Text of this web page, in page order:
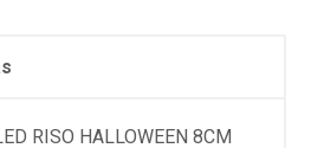
RISO HALLOWEEN 8CM